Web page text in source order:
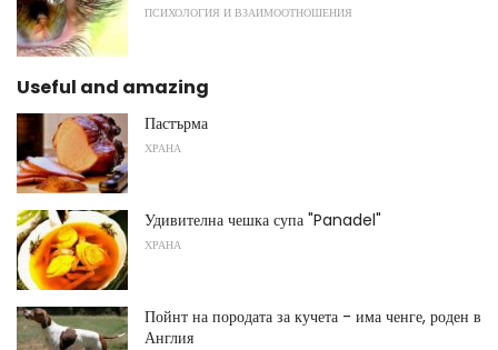
ПСИХОЛОГИЯ И ВЗАИМООТНОШЕНИЯ
Useful and amazing
Пастърма
ХРАНА
Удивителна чешка супа "Panadel"
ХРАНА
Пойнт на породата за кучета - има ченге, роден в
Англия